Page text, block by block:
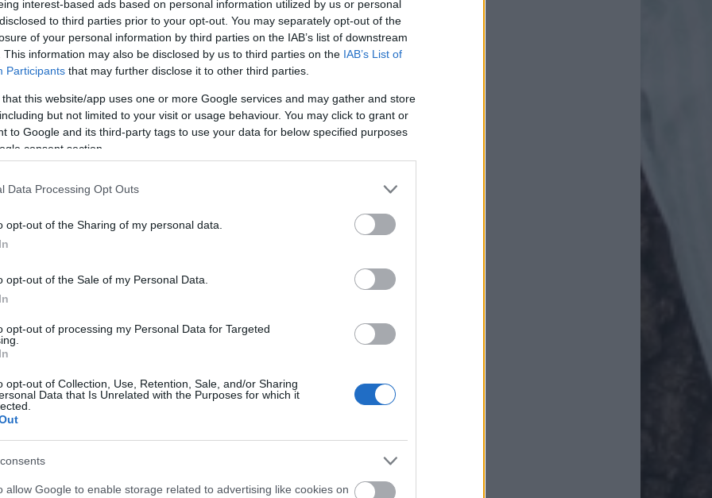
interest-based ads based on personal information utilized by us or personal
to third parties prior to your opt-out. You may separately opt-out of the
of your personal information by third parties on the IAB’s list of downstream
This information may also be disclosed by us to third parties on the IAB’s List of
Participants that may further disclose it to other third parties.
that this website/app uses one or more Google services and may gather and store
but not limited to your visit or usage behaviour. You may click to grant or
to Google and its third-party tags to use your data for below specified purposes
consent section.
Data Processing Opt Outs
opt-out of the Sharing of my personal data.
opt-out of the Sale of my Personal Data.
opt-out of processing my Personal Data for Targeted
opt-out of Collection, Use, Retention, Sale, and/or Sharing
Data that Is Unrelated with the Purposes for which it
allow Google to enable storage related to advertising like cookies on
. Ez azonban sajnos nem ilyen egyszerű.
sebzett gyermeki énünk tartalmazza, melyet
korrigál. Rosszabb esetben – például,
hiányzik, ezáltal nem tud korrigálni –
azaz folyamatosan olyanokhoz
újra és újra, míg azt, akivel kiegyensúlyozottabb
léptél’